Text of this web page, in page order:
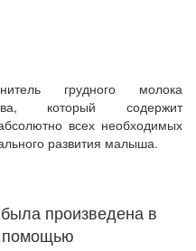
грудного молока
который содержит
всех необходимых
развития малыша.
произведена в
помощью